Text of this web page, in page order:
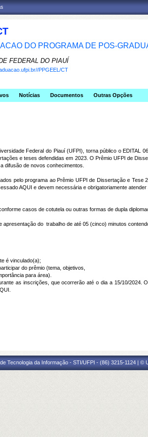
DO PROGRAMA DE POS-
FEDERAL DO PIAUÍ
PPGEEL/CT
Notícias Documentos Outras Opções
Federal do Piauí (UFPI), torna público o EDITAL
e teses defendidas em 2023. O Prêmio UFPI de
difusão de novos conhecimentos.
pelo programa ao Prêmio UFPI de Dissertação e Tese
AQUI e devem necessária e obrigatoriamente
casos de cotutela ou outras formas de dupla
do trabalho de até 05 (cinco) minutos
é vinculado(a);
do prêmio (tema, objetivos,
para área).
as inscrições, que ocorrerão até o dia a 15/10/2024.
Tecnologia da Informação - STI/UFPI - (86) 3215-1124 | ©